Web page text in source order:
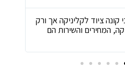
ציוד לקליניקה אך ורק
המחירים והשירות הם